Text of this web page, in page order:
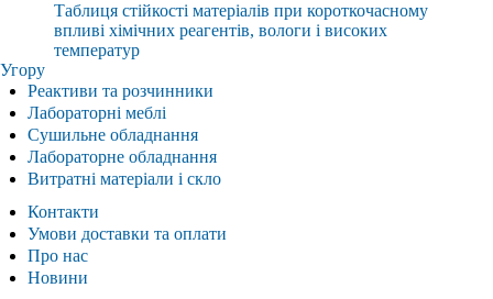
Таблиця стійкості матеріалів при короткочасному
впливі хімічних реагентів, вологи і високих
температур
Угору
Реактиви та розчинники
Лабораторні меблі
Сушильне обладнання
Лабораторне обладнання
Витратні матеріали і скло
Контакти
Умови доставки та оплати
Про нас
Новини